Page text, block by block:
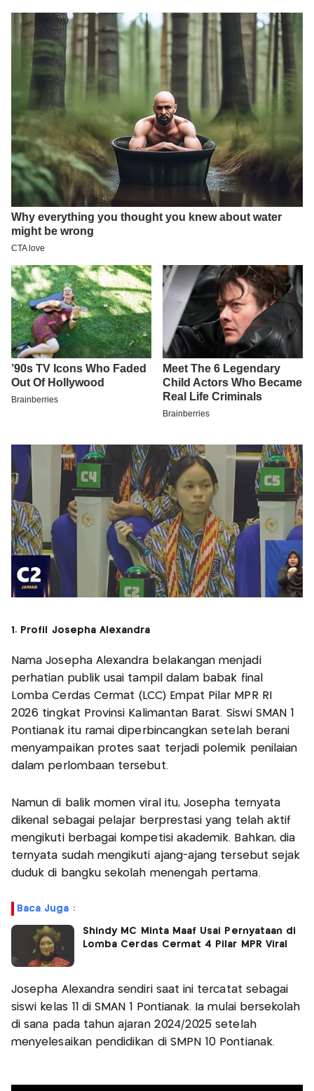
1. Profil Josepha Alexandra
Nama Josepha Alexandra belakangan menjadi
perhatian publik usai tampil dalam babak final
Lomba Cerdas Cermat (LCC) Empat Pilar MPR RI
2026 tingkat Provinsi Kalimantan Barat. Siswi SMAN 1
Pontianak itu ramai diperbincangkan setelah berani
menyampaikan protes saat terjadi polemik penilaian
dalam perlombaan tersebut.
Namun di balik momen viral itu, Josepha ternyata
dikenal sebagai pelajar berprestasi yang telah aktif
mengikuti berbagai kompetisi akademik. Bahkan, dia
ternyata sudah mengikuti ajang-ajang tersebut sejak
duduk di bangku sekolah menengah pertama.
Baca Juga :
Shindy MC Minta Maaf Usai Pernyataan di
Lomba Cerdas Cermat 4 Pilar MPR Viral
Josepha Alexandra sendiri saat ini tercatat sebagai
siswi kelas 11 di SMAN 1 Pontianak. Ia mulai bersekolah
di sana pada tahun ajaran 2024/2025 setelah
menyelesaikan pendidikan di SMPN 10 Pontianak.